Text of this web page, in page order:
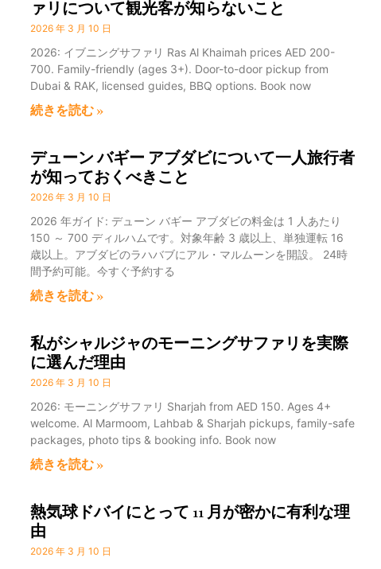
2026 年 3 月 10 日
2026: イブニングサファリ Ras Al Khaimah prices AED 200-
700. Family-friendly (ages 3+). Door-to-door pickup from
Dubai & RAK, licensed guides, BBQ options. Book now
続きを読む »
が知っておくべきこと
2026 年 3 月 10 日
2026 年ガイド: デューン バギー アブダビの料金は 1 人あたり
150 ～ 700 ディルハムです。対象年齢 3 歳以上、単独運転 16
歳以上。アブダビのラハバブにアル・マルムーンを開設。 24時
間予約可能。今すぐ予約する
続きを読む »
に選んだ理由
2026 年 3 月 10 日
2026: モーニングサファリ Sharjah from AED 150. Ages 4+
welcome. Al Marmoom, Lahbab & Sharjah pickups, family-safe
packages, photo tips & booking info. Book now
続きを読む »
由
2026 年 3 月 10 日
2026 Guide: 熱気球 Dubai fares AED 700-3,500. Ages 3+